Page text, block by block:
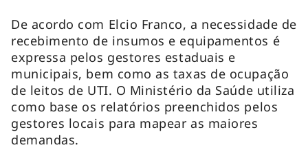
De acordo com Elcio Franco, a necessidade de
recebimento de insumos e equipamentos é
expressa pelos gestores estaduais e
municipais, bem como as taxas de ocupação
de leitos de UTI. O Ministério da Saúde utiliza
como base os relatórios preenchidos pelos
gestores locais para mapear as maiores
demandas.